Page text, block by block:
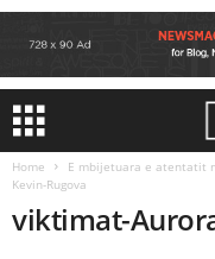
Home E mbijetuara e atentatit
Kevin-Rugova
viktimat-